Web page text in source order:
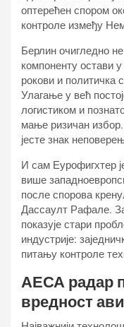
оптерећен спором
контроле између
Берлин очигледно
компоненту остави
рокови и политичка
Улагање у већ
логистиком и
мање ризичан
јесте знак
И сам Еурофигхтер
више
после спорова
Дассаулт Рафале.
показује стари
индустрије:
питању контроле
АЕСА радар
вредност